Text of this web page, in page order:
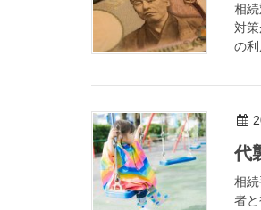
相
対
の
代
相
者